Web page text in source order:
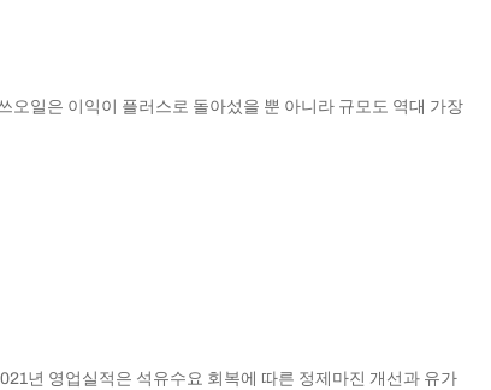
일은 이익이 플러스로 돌아섰을 뿐 아니라 규모도 역대 가장
년 영업실적은 석유수요 회복에 따른 정제마진 개선과 유가